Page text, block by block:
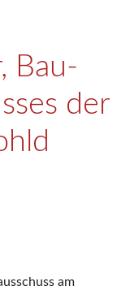
Bau-
der
am